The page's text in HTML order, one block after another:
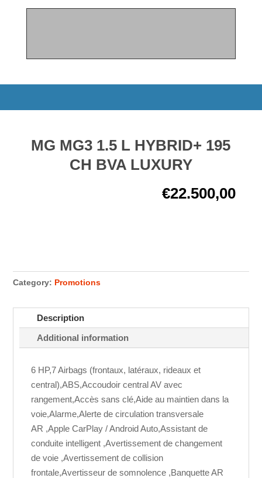
MG MG3 1.5 L HYBRID+ 195
CH BVA LUXURY
€22.500,00
Category: Promotions
Description
Additional information
6 HP,7 Airbags (frontaux, latéraux, rideaux et
central),ABS,Accoudoir central AV avec
rangement,Accès sans clé,Aide au maintien dans la
voie,Alarme,Alerte de circulation transversale
AR ,Apple CarPlay / Android Auto,Assistant de
conduite intelligent ,Avertissement de changement
de voie ,Avertissement de collision
frontale,Avertisseur de somnolence ,Banquette AR